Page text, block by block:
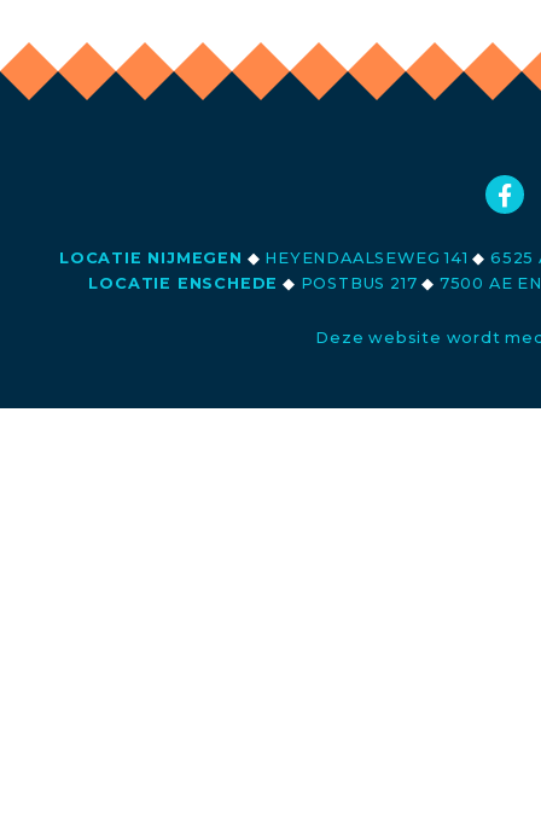
LOCATIE NIJMEGEN ◆ HEYENDAALSEWEG 141◆ 6525
LOCATIE ENSCHEDE ◆ POSTBUS 217◆ 7500 AE
Deze website wordt